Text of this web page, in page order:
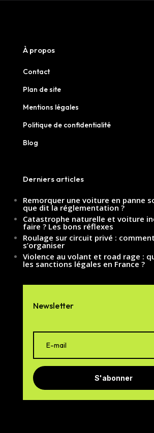
À propos
Contact
Plan de site
Mentions légales
Politique de confidentialité
Blog
Derniers articles
Remorquer une voiture en panne
que dit la réglementation ?
Catastrophe naturelle et voiture
faire ? Les bons réflexes
Roulage sur circuit privé :
s’organiser
Violence au volant et road rage :
les sanctions légales en France ?
Newsletter
S'abonner